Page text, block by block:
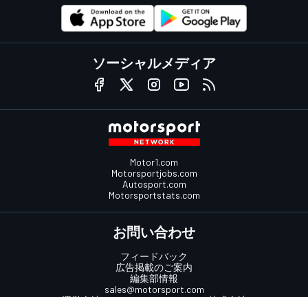
ソーシャルメディア
Motor1.com
Motorsportjobs.com
Autosport.com
Motorsportstats.com
お問い合わせ
フィードバック
広告掲載のご案内
編集部情報
sales@motorsport.com